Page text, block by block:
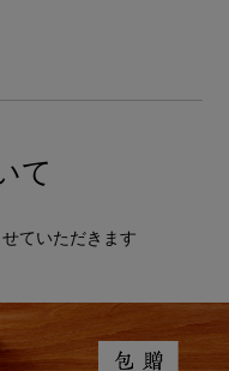
て
ていただきます